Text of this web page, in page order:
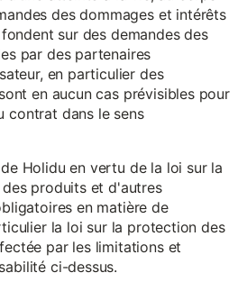
des dommages et intérêts
sur des demandes des
par des partenaires
en particulier des
en aucun cas prévisibles pour
contrat dans le sens
Holidu en vertu de la loi sur la
produits et d'autres
en matière de
la loi sur la protection des
par les limitations et
ci-dessus.